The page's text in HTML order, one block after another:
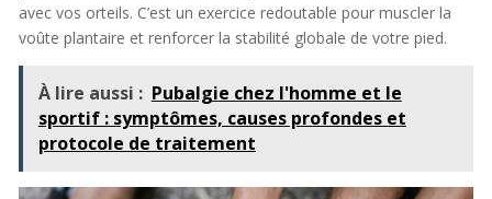
avec vos orteils. C’est un exercice redoutable pour muscler la
voûte plantaire et renforcer la stabilité globale de votre pied.
À lire aussi : Pubalgie chez l'homme et le
sportif : symptômes, causes profondes et
protocole de traitement